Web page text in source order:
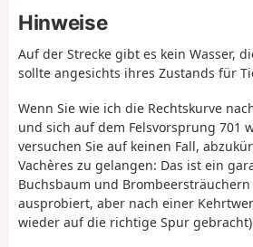
Hinweise
Auf der Strecke gibt es kein Wasser,
sollte angesichts ihres Zustands für
Wenn Sie wie ich die Rechtskurve
und sich auf dem Felsvorsprung 701
versuchen Sie auf keinen Fall,
Vachères zu gelangen: Das ist ein
Buchsbaum und Brombeersträuchern
ausprobiert, aber nach einer
wieder auf die richtige Spur